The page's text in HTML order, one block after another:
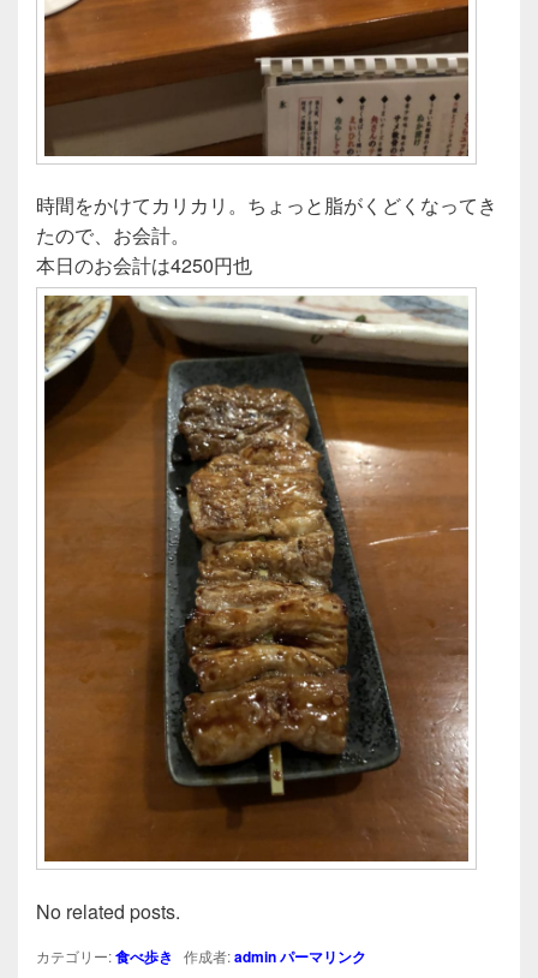
時間をかけてカリカリ。ちょっと脂がくどくなってき
たので、お会計。
本日のお会計は4250円也
No related posts.
カテゴリー:食べ歩き 作成者:adminパーマリンク